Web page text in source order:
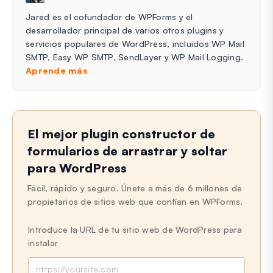
Jared es el cofundador de WPForms y el
desarrollador principal de varios otros plugins y
servicios populares de WordPress, incluidos WP Mail
SMTP, Easy WP SMTP, SendLayer y WP Mail Logging.
Aprende más
El mejor plugin constructor de
formularios de arrastrar y soltar
para WordPress
Fácil, rápido y seguro. Únete a más de 6 millones de
propietarios de sitios web que confían en WPForms.
Introduce la URL de tu sitio web de WordPress para
instalar